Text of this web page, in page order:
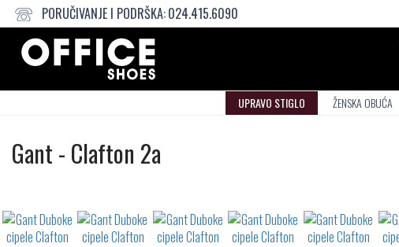
PORUČIVANJE I PODRŠKA:024.415.6090
UPRAVO STIGLO ŽENSKA OBUĆA
Gant Duboke
- Clafton 2a
waterrepellent